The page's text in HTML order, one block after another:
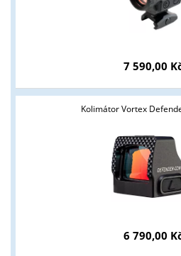
7 590,00
Kolimátor Vortex
6 790,00